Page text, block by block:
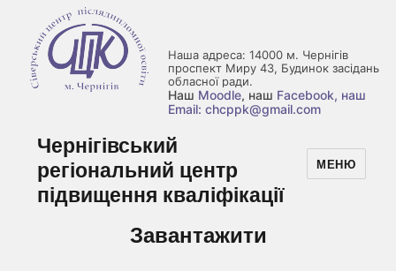
Наша адреса: 14000 м. Чернігів
проспект Миру 43, Будинок засідань
обласної ради.
Наш Moodle, наш Facebook, наш
Email: chcppk@gmail.com
Чернігівський
регіональний центр
підвищення кваліфікації
МЕНЮ
Завантажити